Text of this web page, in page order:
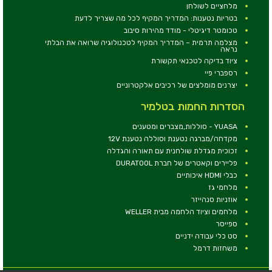
מלחציים לשולחן
בטריות נטענות: המדריך המקיף לכל מה שצריך לדעת
טכומטר דיגיטלי - מודד מהירות סיבוב
מצלמה תרמית – המדריך המקיף לטכנולוגיה שרואה את הבלתי
נראה
ציוד בדיקה לטכנאי תקשורת
רספברי פיי
יצרנים מומלצים של רכיבים אלקטרוניים
הסדרות החמות בטלמיר
YUASA - סוללות,מצברים ומטענים
מקדחה/מברגה נטענת וסוללה נטענת 12V
זכוכית מגדלת שולחנית עם תאורה והגדלה
פליירים וקאטרים של חברת DURATOOL
כבלי HDMI איכותיים
מלחמי גז
אוזניות סנהייזר
מלחמים וציוד הלחמה מבית WELLER
ספייסר
סט כלי עבודה ידניים
משחזות דרמל